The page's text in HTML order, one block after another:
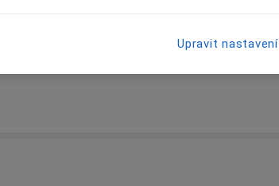
Upravit nastavení